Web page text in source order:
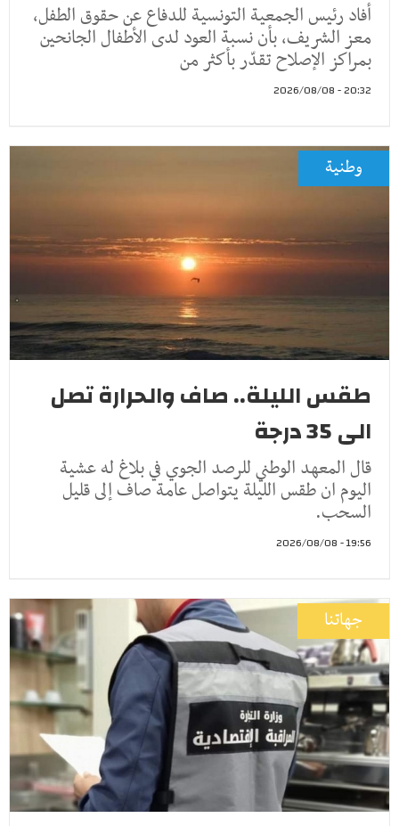
أفاد رئيس الجمعية التونسية للدفاع عن حقوق الطفل،
معز الشريف، بأن نسبة العود لدى الأطفال الجانحين
بمراكز الإصلاح تقدّر بأكثر من
20:32 - 2026/08/08
وطنية
طقس الليلة.. صاف والحرارة تصل
الى 35 درجة
قال المعهد الوطني للرصد الجوي في بلاغ له عشية
اليوم ان طقس الليلة يتواصل عامة صاف إلى قليل
السحب.
19:56 - 2026/08/08
جهاتنا